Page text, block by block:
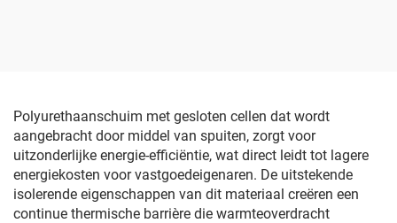
Polyurethaanschuim met gesloten cellen dat wordt
aangebracht door middel van spuiten, zorgt voor
uitzonderlijke energie-efficiëntie, wat direct leidt tot lagere
energiekosten voor vastgoedeigenaren. De uitstekende
isolerende eigenschappen van dit materiaal creëren een
continue thermische barrière die warmteoverdracht